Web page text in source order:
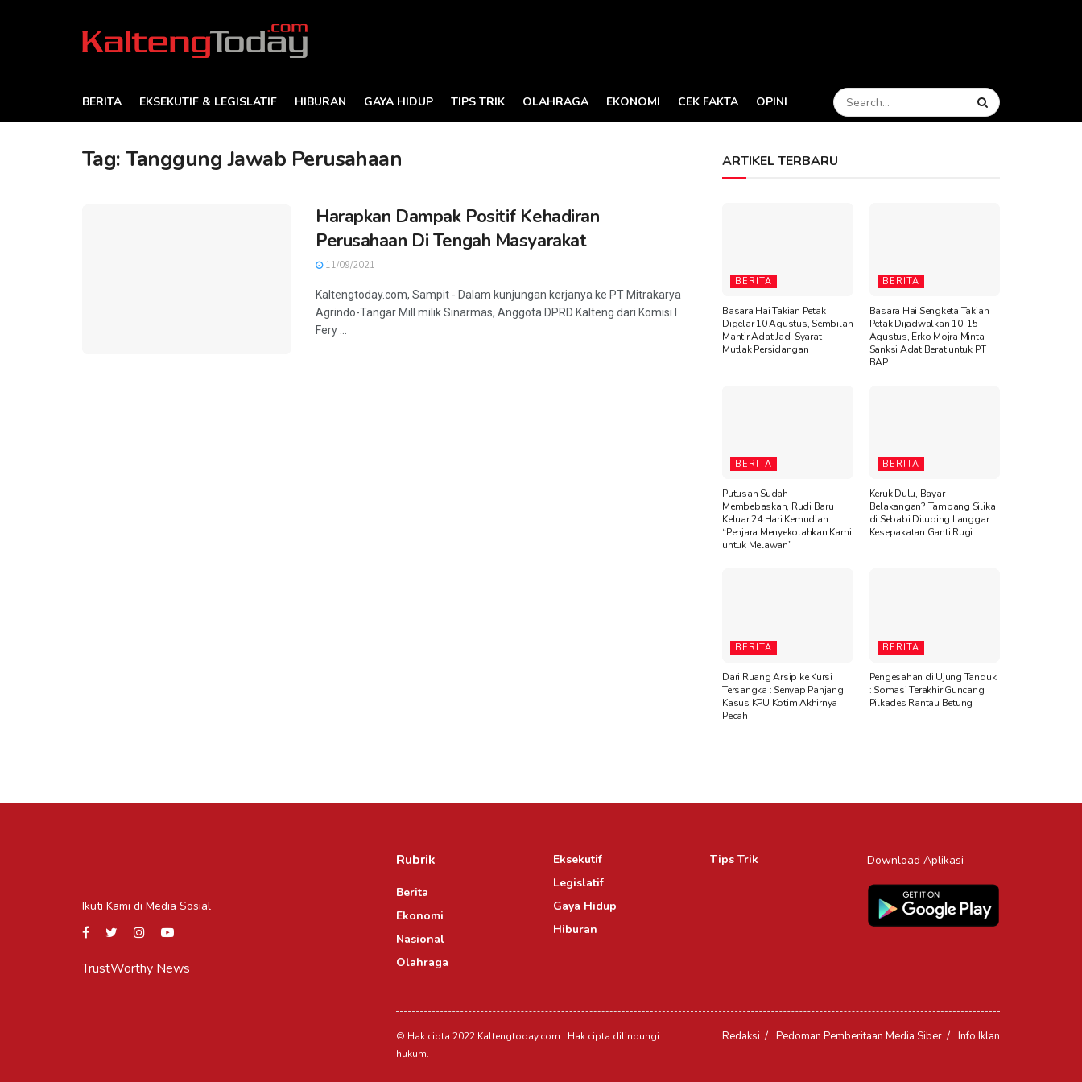
BERITA EKSEKUTIF & LEGISLATIF HIBURAN GAYA HIDUP TIPS TRIK OLAHRAGA EKONOMI CEK FAKTA OPINI
Tag:Tanggung Jawab Perusahaan
Harapkan Dampak Positif Kehadiran
Perusahaan Di Tengah Masyarakat
11/09/2021
Kaltengtoday.com, Sampit - Dalam kunjungan kerjanya ke PT Mitrakarya
Agrindo-Tangar Mill milik Sinarmas, Anggota DPRD Kalteng dari Komisi I
Fery ...
ARTIKEL TERBARU
BERITA
Basara Hai Takian Petak
Digelar 10 Agustus, Sembilan
Mantir Adat Jadi Syarat
Mutlak Persidangan
BERITA
Basara Hai Sengketa Takian
Petak Dijadwalkan 10–15
Agustus, Erko Mojra Minta
Sanksi Adat Berat untuk PT
BAP
BERITA
Putusan Sudah
Membebaskan, Rudi Baru
Keluar 24 Hari Kemudian:
“Penjara Menyekolahkan Kami
untuk Melawan”
BERITA
Keruk Dulu, Bayar
Belakangan? Tambang Silika
di Sebabi Dituding Langgar
Kesepakatan Ganti Rugi
BERITA
Dari Ruang Arsip ke Kursi
Tersangka : Senyap Panjang
Kasus KPU Kotim Akhirnya
Pecah
BERITA
Pengesahan di Ujung Tanduk
: Somasi Terakhir Guncang
Pilkades Rantau Betung
Ikuti Kami di Media Sosial
TrustWorthy News
Rubrik
Berita
Ekonomi
Nasional
Olahraga
Eksekutif
Legislatif
Gaya Hidup
Hiburan
Tips Trik Download Aplikasi
© Hak cipta 2022 Kaltengtoday.com | Hak cipta dilindungi
hukum.
Redaksi Pedoman Pemberitaan Media Siber Info Iklan